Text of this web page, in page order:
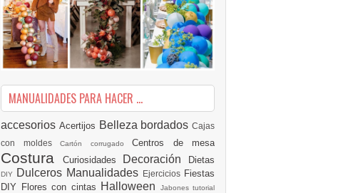
MANUALIDADES PARA HACER ...
accesorios Acertijos Belleza bordados Cajas
con moldes Cartón corrugado Centros de mesa
Costura Curiosidades Decoración Dietas
DIY Dulceros Manualidades Ejercicios Fiestas
DIY Flores con cintas Halloween Jabones tutorial